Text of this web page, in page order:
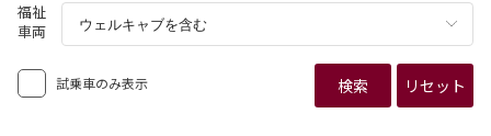
福祉
車両
試乗車のみ表示 検索 リセット